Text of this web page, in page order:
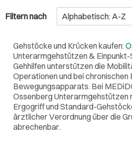
Filtern nach
Gehstöcke und Krücken kaufen:
Unterarmgehstützen &
Gehhilfen unterstützen die
Operationen und bei chronischen
Bewegungsapparats. Bei
Ossenberg Unterarmgehstützen
Ergogriff und Standard-
ärztlicher Verordnung über die
abrechenbar.